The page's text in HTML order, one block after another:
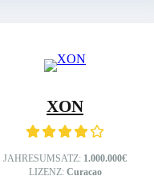
XON
JAHRESUMSATZ: 1.000.000€
LIZENZ: Curacao